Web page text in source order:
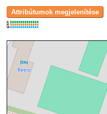
K
R
W